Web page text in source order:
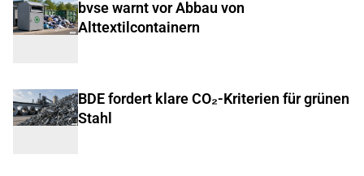
bvse warnt vor Abbau von
Alttextilcontainern
BDE fordert klare CO₂-Kriterien für grünen
Stahl